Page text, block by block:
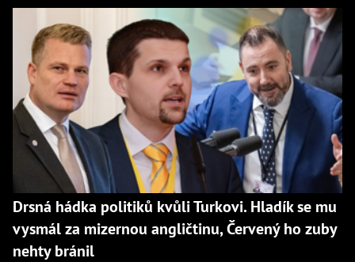
Drsná hádka politiků kvůli Turkovi. Hladík se mu
vysmál za mizernou angličtinu, Červený ho zuby
nehty bránil